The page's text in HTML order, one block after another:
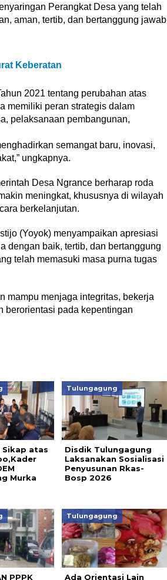
Perangkat Desa yang telah
aman, tertib, dan bertanggung jawab
Keberatan
2021 tentang perubahan atas
memiliki peran strategis dalam
pelaksanaan pembangunan,
semangat baru, inovasi,
ungkapnya.
Desa Ngrance berharap roda
meningkat, khususnya di wilayah
berkelanjutan.
(Yoyok) menyampaikan apresiasi
dengan baik, tertib, dan bertanggung
telah memasuki masa purna tugas
mampu menjaga integritas, bekerja
berorientasi pada kepentingan
Sikap atas
Murka
Tulungagung
Disdik Tulungagung
Laksanakan Sosialisasi
Penyusunan Rkas-
Bosp 2026
PPPK
Tulungagung
Ada Orientasi Lain